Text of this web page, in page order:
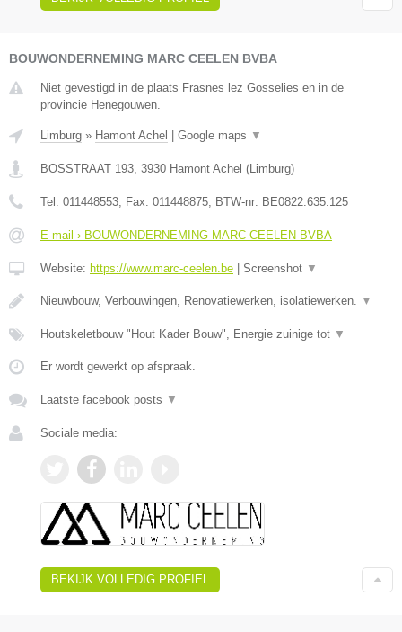
BOUWONDERNEMING MARC CEELEN BVBA
Niet gevestigd in de plaats Frasnes lez Gosselies en in de
provincie Henegouwen.
Limburg » Hamont Achel Google maps ▼
BOSSTRAAT 193 3930 Hamont Achel ( Limburg)
Tel: 011448553 , Fax: 011448875 , BTW-nr: BE0822.635.125
E-mail › BOUWONDERNEMING MARC CEELEN BVBA
Website: https://www.marc-ceelen.be Screenshot ▼
Nieuwbouw, Verbouwingen, Renovatiewerken, isolatiewerken. ▼
Houtskeletbouw "Hout Kader Bouw", Energie zuinige tot ▼
Er wordt gewerkt op afspraak.
Laatste facebook posts ▼
Sociale media:
BEKIJK VOLLEDIG PROFIEL